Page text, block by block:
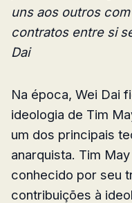
uns aos outros
contratos entre si
Dai
Na época, Wei Dai
ideologia de Tim
um dos principais
anarquista. Tim
conhecido por seu
contribuições à